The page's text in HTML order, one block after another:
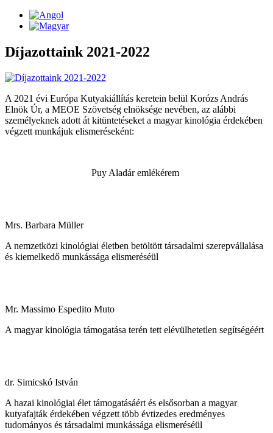
Díjazottaink 2021-2022
A 2021 évi Európa Kutyakiállítás keretein belül Korózs András
Elnök Úr, a MEOE Szövetség elnöksége nevében, az alábbi
személyeknek adott át kitüntetéseket a magyar kinológia érdekében
végzett munkájuk elismeréseként:
Puy Aladár emlékérem
Mrs. Barbara Müller
A nemzetközi kinológiai életben betöltött társadalmi szerepvállalása
és kiemelkedő munkássága elismeréséül
Mr. Massimo Espedito Muto
A magyar kinológia támogatása terén tett elévülhetetlen segítségéért
dr. Simicskó István
A hazai kinológiai élet támogatásáért és elsősorban a magyar
kutyafajták érdekében végzett több évtizedes eredményes
tudományos és társadalmi munkássága elismeréséül